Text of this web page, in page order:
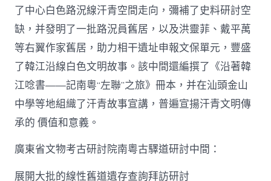
了中心白色路況線汗青空間走向，彌補了史料研討空
缺，并發明了一批路況員舊居，以及洪靈菲、戴平萬
等右翼作家舊居，助力相干遺址申報文保單元，豐盛
了韓江沿線白色文明故事。該中間還編撰了《沿著韓
江唸書——記南粵“左聯”之旅》冊本，并在汕頭金山
中學等地組織了汗青故事宣講，普遍宣揚汗青文明傳
承的 價值和意義。
廣東省文物考古研討院南粵古驛道研討中間：
展開大批的線性舊道遺存查詢拜訪研討